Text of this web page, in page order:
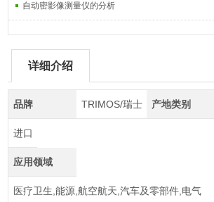
自动密影像测量仪的分析
详细介绍
品牌 TRIMOS/瑞士 产地类别
进口
应用领域
医疗卫生,能源,航空航天,汽车及零部件,电气